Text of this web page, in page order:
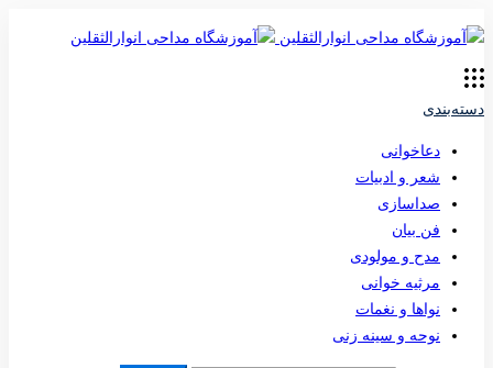
دسته‌بندی
دعاخوانی
شعر و ادبیات
صداسازی
فن بیان
مدح و مولودی
مرثیه خوانی
نواها و نغمات
نوحه و سینه زنی